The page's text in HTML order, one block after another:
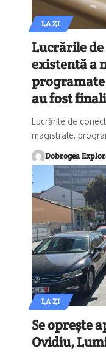
LA ZI
Lucrările
existentă a
programate
au fost
Lucrările de
magistrale,
Dobrogea
LA ZI
Se oprește
Ovidiu,